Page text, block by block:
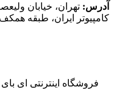
آدرس: تهران، خیابان
کامپیوتر ایران، طبقه همکف،
فروشگاه اینترنتی ای‌